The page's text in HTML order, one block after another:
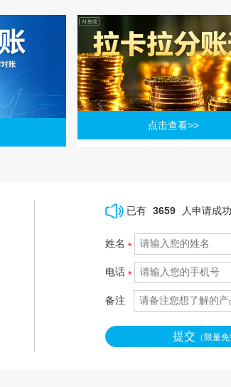
点击查看>>
已有 3659 人申请成功
姓名 *
电话 *
备注
提交 （限量